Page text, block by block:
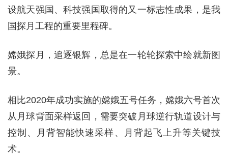
设航天强国、科技强国取得的又一标志性成果，是我
国探月工程的重要里程碑。
嫦娥探月，追逐银辉，总是在一轮轮探索中绘就新图
景。
相比2020年成功实施的嫦娥五号任务，嫦娥六号首次
从月球背面采样返回，需要突破月球逆行轨道设计与
控制、月背智能快速采样、月背起飞上升等关键技
术。